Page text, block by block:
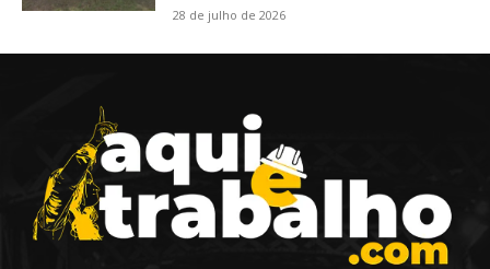
28 de julho de 2026